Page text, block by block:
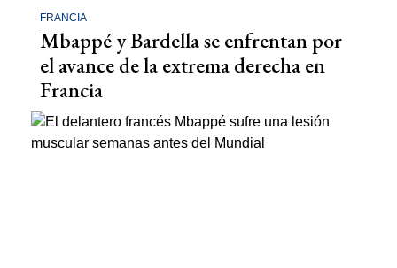
FRANCIA
Mbappé y Bardella se enfrentan por
el avance de la extrema derecha en
Francia